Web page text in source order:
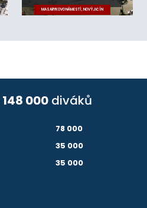
MASARYKOVO NÁMĚSTÍ, NOVÝ JIČÍN
148 000 diváků
78 000
35 000
35 000